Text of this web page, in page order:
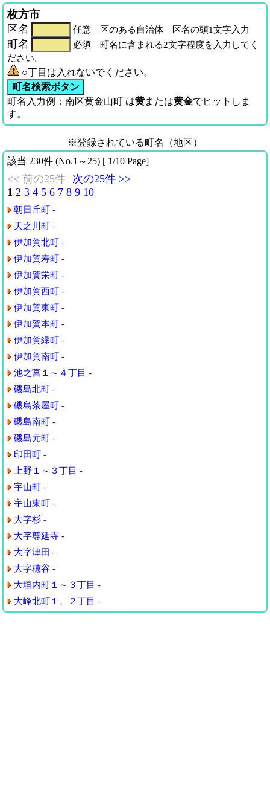
枚方市
区名
任意 区のある自治体 区名の頭1文字入力
町名
必須 町名に含まれる2文字程度を入力してく
ださい。
○丁目は入れないでください。
町名入力例：南区黄金山町 は黄または黄金でヒットしま
す。
※登録されている町名（地区）
該当 230件 (No.1～25) [ 1/10 Page]
<< 前の25件 | 次の25件 >>
1 2 3 4 5 6 7 8 9 10
朝日丘町 -
天之川町 -
伊加賀北町 -
伊加賀寿町 -
伊加賀栄町 -
伊加賀西町 -
伊加賀東町 -
伊加賀本町 -
伊加賀緑町 -
伊加賀南町 -
池之宮１～４丁目 -
磯島北町 -
磯島茶屋町 -
磯島南町 -
磯島元町 -
印田町 -
上野１～３丁目 -
宇山町 -
宇山東町 -
大字杉 -
大字尊延寺 -
大字津田 -
大字穂谷 -
大垣内町１～３丁目 -
大峰北町１、２丁目 -